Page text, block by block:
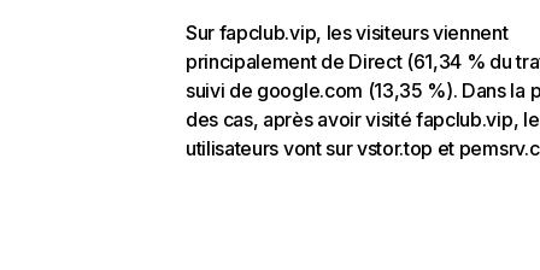
Sur fapclub.vip, les visiteurs viennent
principalement de Direct (61,34 % du
suivi de google.com (13,35 %). Dans la
des cas, après avoir visité fapclub.vip,
utilisateurs vont sur vstor.top et